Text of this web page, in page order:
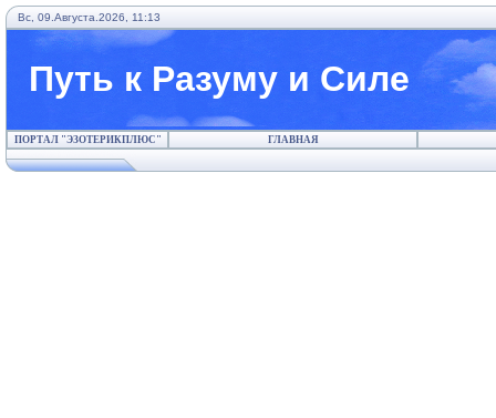
Вс, 09.Августа.2026, 11:13
Путь к Разуму и Силе
ПОРТАЛ "ЭЗОТЕРИКПЛЮС" ГЛАВНАЯ